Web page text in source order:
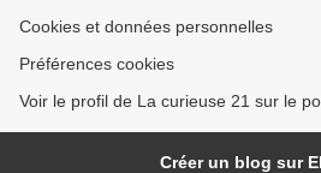
Cookies et données personnelles
Préférences cookies
Voir le profil de La curieuse 21 sur le
Créer un blog sur